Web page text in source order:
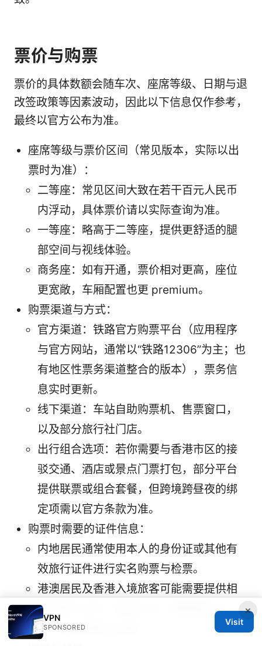
票价与购票
票价的具体数额会随车次、座席等级、日期与退
改签政策等因素波动，因此以下信息仅作参考，
最终以官方公布为准。
座席等级与票价区间（常见版本，实际以出
票时为准）：
二等座：常见区间大致在若干百元人民币
内浮动，具体票价请以实际查询为准。
一等座：略高于二等座，提供更舒适的腿
部空间与视线体验。
商务座：如有开通，票价相对更高，座位
更宽敞，车厢配置也更 premium。
购票渠道与方式：
官方渠道：铁路官方购票平台（应用程序
与官方网站，通常以“铁路12306”为主；也
有地区性票务渠道整合的版本），票务信
息实时更新。
线下渠道：车站自助购票机、售票窗口，
以及部分旅行社门店。
出行组合选项：若你需要与香港市区的接
驳交通、酒店或景点门票打包，部分平台
提供联票或组合套餐，但跨境跨昼夜的绑
定项需以官方条款为准。
购票时需要的证件信息：
内地居民通常使用本人的身份证或其他有
效旅行证件进行实名购票与检票。
港澳居民及香港入境旅客可能需要提供相
应的旅行证件（如回乡证、港澳通行证
等）配合购票与检票。
×
VPN
SPONSORED
Visit